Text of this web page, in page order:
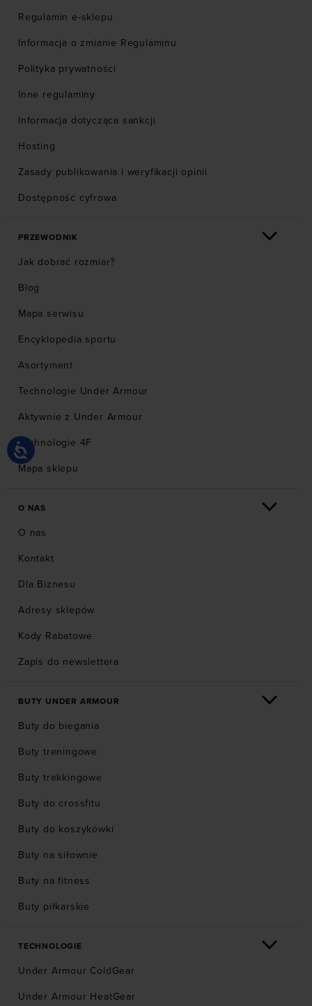
Regulamin e-sklepu
Informacja o zmianie Regulaminu
Polityka prywatności
Inne regulaminy
Informacja dotycząca sankcji
Hosting
Zasady publikowania i weryfikacji opinii
Dostępność cyfrowa
PRZEWODNIK
Jak dobrać rozmiar?
Blog
Mapa serwisu
Encyklopedia sportu
Asortyment
Technologie Under Armour
Aktywnie z Under Armour
Technologie 4F
Mapa sklepu
O NAS
O nas
Kontakt
Dla Biznesu
Adresy sklepów
Kody Rabatowe
Zapis do newslettera
BUTY UNDER ARMOUR
Buty do biegania
Buty treningowe
Buty trekkingowe
Buty do crossfitu
Buty do koszykówki
Buty na siłownie
Buty na fitness
Buty piłkarskie
TECHNOLOGIE
Under Armour ColdGear
Under Armour HeatGear